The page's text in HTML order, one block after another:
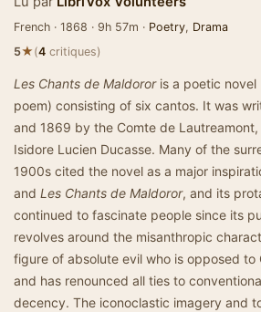
French · 1868 · 9h 57m · Poetry, Drama
5★(4 critiques)
Les Chants de Maldororis a poetic novel
poem) consisting of six cantos. It was
and 1869 by the Comte de
Isidore Lucien Ducasse. Many of the
1900s cited the novel as a major
and Les Chants de Maldoror, and its
continued to fascinate people since its
revolves around the misanthropic
figure of absolute evil who is opposed to
and has renounced all ties to
decency. The iconoclastic imagery and